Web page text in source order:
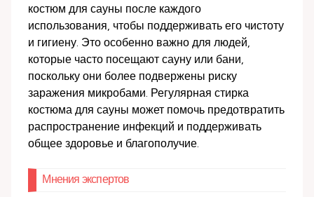
костюм для сауны после каждого
использования, чтобы поддерживать его чистоту
и гигиену. Это особенно важно для людей,
которые часто посещают сауну или бани,
поскольку они более подвержены риску
заражения микробами. Регулярная стирка
костюма для сауны может помочь предотвратить
распространение инфекций и поддерживать
общее здоровье и благополучие.
Мнения экспертов